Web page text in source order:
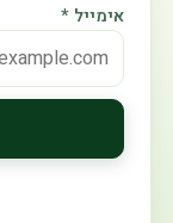
אימייל *